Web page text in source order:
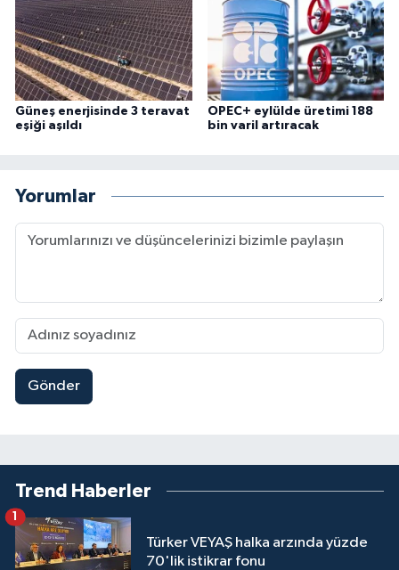
Güneş enerjisinde 3 teravat
eşiği aşıldı
OPEC+ eylülde üretimi 188
bin varil artıracak
Yorumlar
Gönder
Trend Haberler
Türker VEYAŞ halka arzında yüzde
70'lik istikrar fonu
1